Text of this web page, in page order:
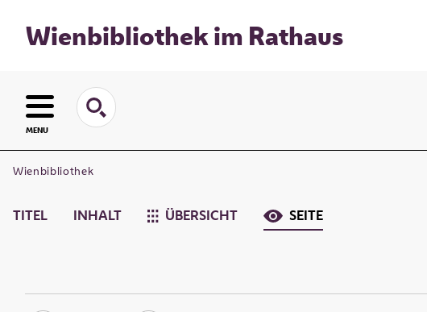
Wienbibliothek im Rathaus
MENU
Wienbibliothek
TITEL INHALT ÜBERSICHT SEITE